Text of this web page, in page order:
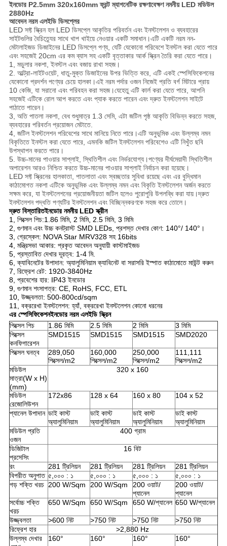
ইনডোর P2.5mm 320x160mm ফ্রন্ট ম্যাগনেটিক রক্ষণাবেক্ষণ নমনীয় LED মডিউল
2880Hz
আবেদন নরম এলইডি ডিসপ্লের
LED সফ্ট স্ক্রিন হল LED ডিসপ্লে আকৃতির পরিবর্তন এবং ইনস্টলেশন ও ব্যবহারের
সাইটগুলির বৈচিত্র্যের সাথে খাপ খাইয়ে নেওয়ার একটি সমাধান।এটি একটি নরম নন-
মেটালাইজড ডিজাইনের LED ডিসপ্লে পণ্য, যেটি যেকোনো পরিবেশে ইনস্টল করা যেতে পারে
এবং সহজেই 20cm এর কম ব্যাস সহ একটি বৃত্তাকার আর্ক স্ক্রিন তৈরি করা যেতে পারে।
1, মডুলার নকশা, ইনস্টল এবং বজায় রাখা সহজ।
2. আল্ট্রা-লাইটওয়েট, ধাতু-মুক্ত ডিজাইনের উপর ভিত্তি করে, এটি একই স্পেসিফিকেশনের
যেকোনো প্রদর্শন পণ্যের চেয়ে হালকা।এই নরম পর্দার ওজন নিজেই প্রতি বর্গ মিটারে প্রায়
10 কেজি, যা সরানো এবং পরিবহন করা সহজ।যেহেতু এটি কার্ল করা যেতে পারে, আপনি
সহজেই এটিকে রোল আপ করতে এবং প্যাক করতে পারেন এবং দ্রুত ইনস্টলেশন সাইটে
পাঠাতে পারেন।
3, অতি পাতলা নকশা, বেধ শুধুমাত্র 1.3 সেমি, এটা জটিল পৃষ্ঠ আকৃতি বিভিন্ন করতে সহজ,
ব্যবহারের পরিবর্তন প্রয়োজন মেটাতে.
4, জটিল ইনস্টলেশন পরিবেশের সাথে মানিয়ে নিতে পারে।এটি অনুভূমিক এবং উল্লম্ব নমন
বিকৃতিতে ইনস্টল করা যেতে পারে, এমনকি জটিল ইনস্টলেশন পরিবেশেও এটি নিখুঁত ছবি
উপস্থাপন করতে পারে।
5. উচ্চ-মানের পাওয়ার সাপ্লাই, স্থিতিশীল এবং নির্ভরযোগ্য।পণ্যের দীর্ঘমেয়াদী স্থিতিশীল
অপারেশন আরও নিশ্চিত করতে উচ্চ-মানের পাওয়ার সাপ্লাই নির্বাচন করা হয়েছে।
LED সফ্ট স্ক্রিনের হালকাতা, পাতলাতা এবং স্বচ্ছতার সুবিধা রয়েছে এবং এর বুদ্ধিমান
কাঠামোগত নকশা এটিকে অনুভূমিক এবং উল্লম্ব নমন এবং বিকৃতি ইনস্টলেশন অর্জন করতে
সক্ষম করে, যা ইনস্টলেশনের প্রয়োজনীয়তা জটিল হলেও পুরোপুরি উপলব্ধি করা যায়।দ্রুত
ইনস্টলেশন পদ্ধতি পণ্যটির ইনস্টলেশন এবং বিচ্ছিন্নকরণকে সহজ করে তোলে।
দ্রুত বিস্তারিতইনডোর নমনীয় LED স্ক্রীন
1, পিক্সেল পিচ:1.86 মিমি, 2 মিমি, 2.5 মিমি, 3 মিমি
2, গুণমান এবং উচ্চ কনট্রাস্ট SMD LEDs, প্রশস্ত দেখার কোণ: 140°/ 140°।
3, গ্রেস্কেল: NOVA Star MRV328 সহ 16bits
4, মন্ত্রিসভা আকার: প্রকৃত আবেদন অনুযায়ী কাস্টমাইজড
5, প্রস্তাবিত দেখার দূরত্ব: 1-4 মি.
6, ক্যাবিনেটের উপাদান: অ্যালুমিনিয়াম ক্যাবিনেট বা সরাসরি ইস্পাত কাঠামোতে মাউন্ট করুন
7, রিফ্রেশ রেট: 1920-3840Hz
8, প্রবেশের হার: IP43 ইনডোর
9, গুণমান শংসাপত্র: CE, RoHS, FCC, ETL
10, উজ্জ্বলতা: 500-800cd/sqm
11, বক্ররেখা ইনস্টলেশন: হ্যাঁ, বক্ররেখা ইনস্টলেশন কোনো ধরনের
এর স্পেসিফিকেশনইনডোর নরম এলইডি স্ক্রিন
পিক্সেল পিচ
1.86 মিমি 2.5 মিমি 2 মিমি
3 মিমি
পিক্সেল
কনফিগারেশন
SMD1515 SMD1515 SMD1515 SMD2020
পিক্সেল ঘনত্ব
289,050
পিক্সেল/m2
160,000
পিক্সেল/m2
250,000
পিক্সেল/m2
111,111
পিক্সেল/m2
মডিউল
মাত্রা(W x H)
(mm)
320 x 160
মডিউল
রেজোলিউশন
172x86 128 x 64 160 x 80 104 x 52
প্যানেল উপাদান ডাই কাস্ট
অ্যালুমিনিয়াম
ডাই কাস্ট
অ্যালুমিনিয়াম
ডাই কাস্ট
অ্যালুমিনিয়াম
ডাই কাস্ট
অ্যালুমিনিয়াম
মডিউল প্রতি
ওজন
400 গ্রাম
ডিজিটাল
প্রসেসিং
16 বিট
রং 281 ট্রিলিয়ন 281 ট্রিলিয়ন 281 ট্রিলিয়ন
281 ট্রিলিয়ন
বিপরীত অনুপাত ৫,০০০ : ১ ৫,০০০ : ১ ৫,০০০ : ১
৫,০০০ : ১
গড় শক্তি খরচ 200 W/Sqm 200 W/Sqm
200 ওয়াট/
প্যানেল
200 ওয়াট/
প্যানেল
সর্বোচ্চ শক্তি
খরচ
650 W/Sqm 650 W/Sqm 650 W/প্যানেল 650 W/প্যানেল
উজ্জ্বলতা >600 নিট >750 নিট >750 নিট
>750 নিট
রিফ্রেশ হার
>2,880 Hz
উল্লম্ব দেখার
160° 160° 160° 160°